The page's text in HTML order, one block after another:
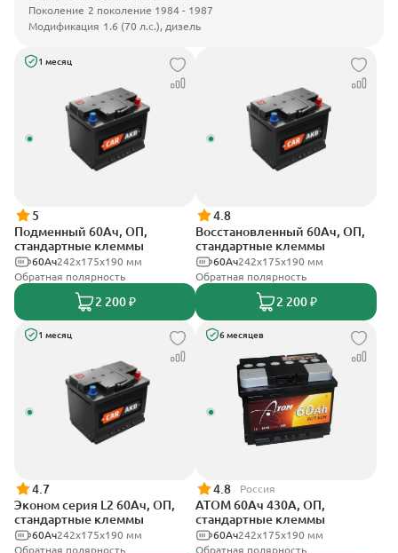
Поколение 2 поколение 1984 - 1987
Модификация 1.6 (70 л.с.), дизель
1 месяц
5
Подменный 60Ач, ОП,
стандартные клеммы
242х175х190 мм
60Ач
Обратная полярность
2 200 ₽
4.8
Восстановленный 60Ач, ОП,
стандартные клеммы
242х175х190 мм
60Ач
Обратная полярность
2 200 ₽
1 месяц
4.7
Эконом серия L2 60Ач, ОП,
стандартные клеммы
242х175х190 мм
60Ач
Обратная полярность
6 месяцев
4.8 Россия
АТОМ 60Ач 430А, ОП,
стандартные клеммы
242х175х190 мм
60Ач
Обратная полярность